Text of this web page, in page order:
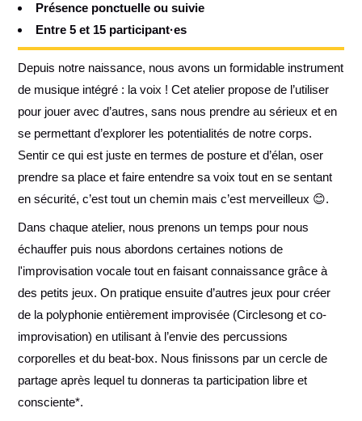
Présence ponctuelle ou suivie
Entre 5 et 15 participant·es
Depuis notre naissance, nous avons un formidable instrument
de musique intégré : la voix ! Cet atelier propose de l’utiliser
pour jouer avec d’autres, sans nous prendre au sérieux et en
se permettant d’explorer les potentialités de notre corps.
Sentir ce qui est juste en termes de posture et d’élan, oser
prendre sa place et faire entendre sa voix tout en se sentant
en sécurité, c’est tout un chemin mais c’est merveilleux 😊.
Dans chaque atelier, nous prenons un temps pour nous
échauffer puis nous abordons certaines notions de
l'improvisation vocale tout en faisant connaissance grâce à
des petits jeux. On pratique ensuite d’autres jeux pour créer
de la polyphonie entièrement improvisée (Circlesong et co-
improvisation) en utilisant à l’envie des percussions
corporelles et du beat-box. Nous finissons par un cercle de
partage après lequel tu donneras ta participation libre et
consciente*.